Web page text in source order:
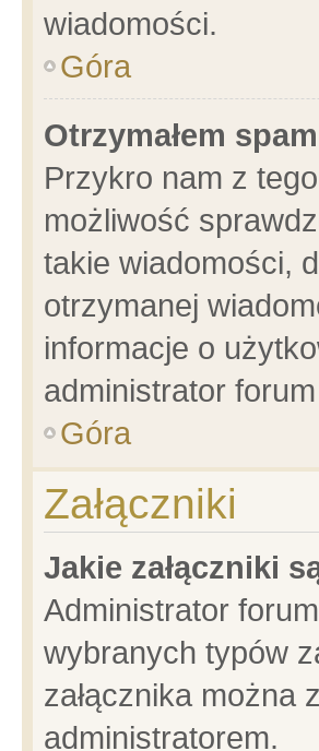
wiadomości.
Góra
Otrzymałem
Przykro nam z
możliwość
takie wiadomości,
otrzymanej
informacje o
administrator
Góra
Załączniki
Jakie załączniki
Administrator
wybranych typów
załącznika można
administratorem.